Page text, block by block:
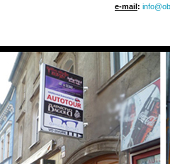
e-mail: